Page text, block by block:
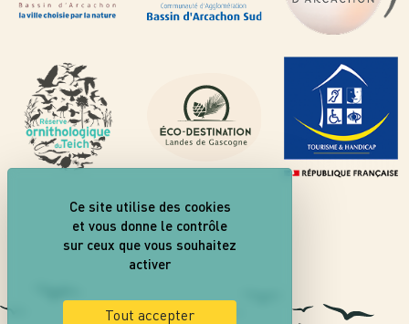
Ce site utilise des cookies
et vous donne le contrôle
sur ceux que vous souhaitez
activer
Tout accepter